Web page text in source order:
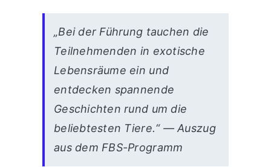
„Bei der Führung tauchen die
Teilnehmenden in exotische
Lebensräume ein und
entdecken spannende
Geschichten rund um die
beliebtesten Tiere.“ — Auszug
aus dem FBS-Programm